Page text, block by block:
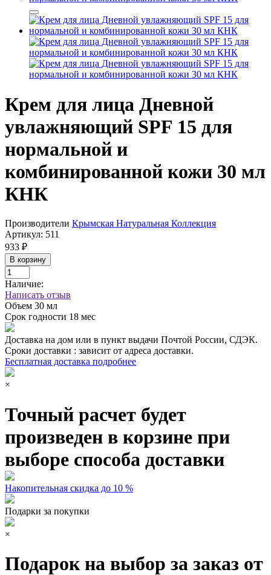
Крем для лица Дневной
увлажняющий SPF 15 для
нормальной и
комбинированной кожи 30 мл
КНК
Производители Крымская Натуральная Коллекция
Артикул: 511
933 ₽
В корзину
Наличие:
Написать отзыв
Объем 30 мл
Срок годности 18 мес
Доставка на дом или в пункт выдачи Почтой России, СДЭК.
Сроки доставки : зависит от адреса доставки.
Бесплатная доставка подробнее
×
Точный расчет будет
произведен в корзине при
выборе способа доставки
Накопительная скидка до 10 %
Подарки за покупки
×
Подарок на выбор за заказ от